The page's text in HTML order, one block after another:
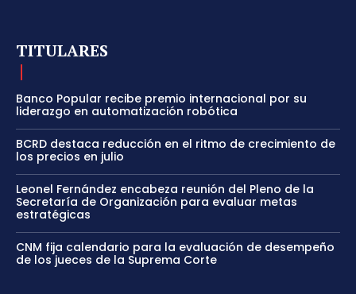
TITULARES
Banco Popular recibe premio internacional por su
liderazgo en automatización robótica
BCRD destaca reducción en el ritmo de crecimiento de
los precios en julio
Leonel Fernández encabeza reunión del Pleno de la
Secretaría de Organización para evaluar metas
estratégicas
CNM fija calendario para la evaluación de desempeño
de los jueces de la Suprema Corte